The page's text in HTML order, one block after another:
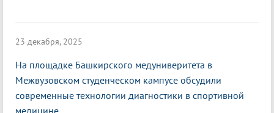
23 декабря, 2025
На площадке Башкирского медуниверитета в
Межвузовском студенческом кампусе обсудили
современные технологии диагностики в спортивной